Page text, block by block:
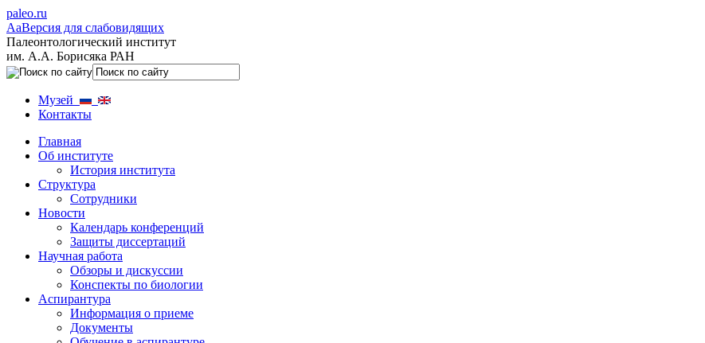
paleo.ru
AaВерсия для слабовидящих
Палеонтологический институт
им. А.А. Борисяка РАН
Музей
Контакты
Главная
Об институте
История института
Структура
Сотрудники
Новости
Календарь конференций
Защиты диссертаций
Научная работа
Обзоры и дискуссии
Конспекты по биологии
Аспирантура
Информация о приеме
Документы